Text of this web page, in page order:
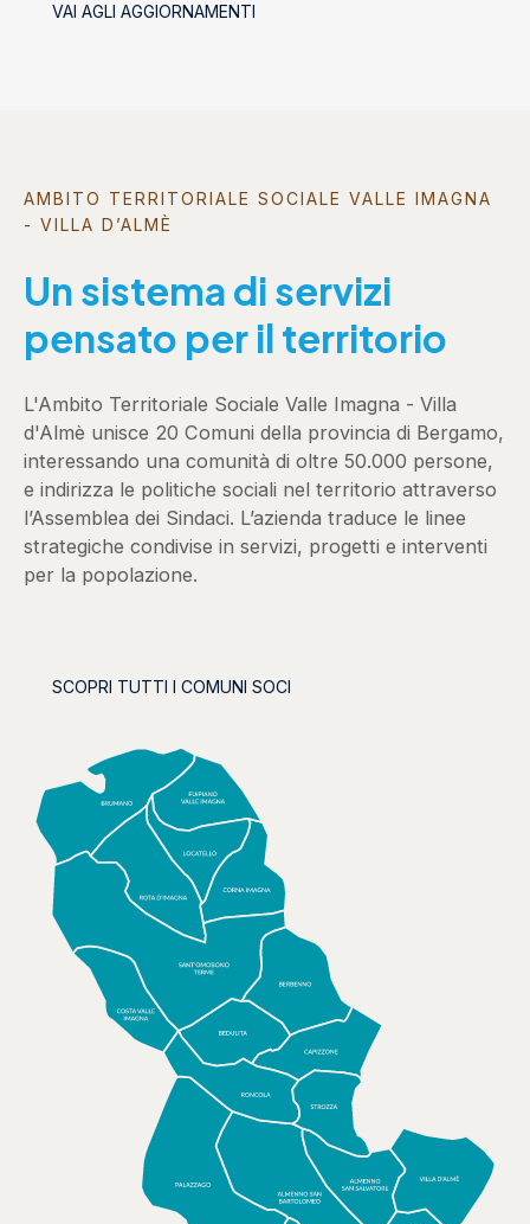
socializzanti (Centri estivi)
VAI AGLI AGGIORNAMENTI
AMBITO TERRITORIALE SOCIALE VALLE IMAGNA
- VILLA D’ALMÈ
Un sistema di servizi
pensato per il territorio
L'Ambito Territoriale Sociale Valle Imagna - Villa
d'Almè unisce 20 Comuni della provincia di Bergamo,
interessando una comunità di oltre 50.000 persone,
e indirizza le politiche sociali nel territorio attraverso
l’Assemblea dei Sindaci. L’azienda traduce le linee
strategiche condivise in servizi, progetti e interventi
per la popolazione.
SCOPRI TUTTI I COMUNI SOCI